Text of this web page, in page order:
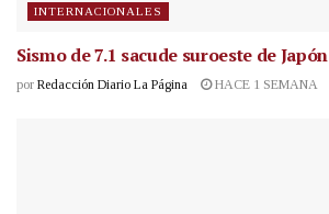
INTERNACIONALES
Sismo de 7.1 sacude suroeste de Japón
por Redacción Diario La Página HACE 1 SEMANA